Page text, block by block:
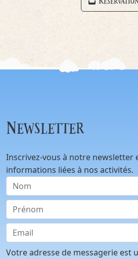
Newsletter
Inscrivez-vous à notre newsletter
informations liées à nos activités.
Votre adresse de messagerie est